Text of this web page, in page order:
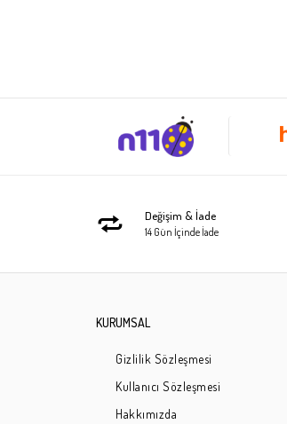
Değişim & İade
14 Gün İçinde İade
KURUMSAL
Gizlilik Sözleşmesi
Kullanıcı Sözleşmesi
Hakkımızda